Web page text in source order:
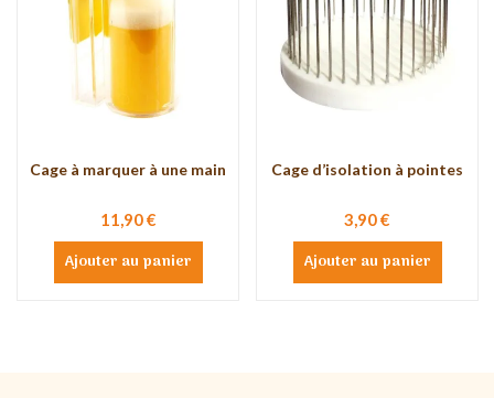
Cage à marquer à une main
11,90 €
Ajouter au panier
Cage d’isolation à pointes
3,90 €
Ajouter au panier